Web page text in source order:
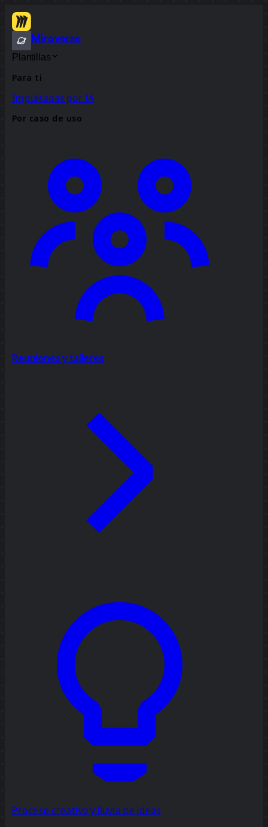
Miroverse
Plantillas
Para ti
Impulsadas por IA
Por caso de uso
Reuniones y talleres
Proceso creativo y lluvia de ideas